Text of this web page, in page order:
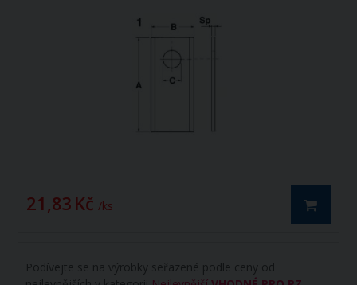
21,83 Kč / ks
Podívejte se na výrobky seřazené podle ceny od